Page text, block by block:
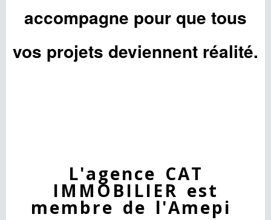
accompagne pour que tous
vos projets deviennent réalité.
L'agence CAT
IMMOBILIER est
membre de l'Amepi